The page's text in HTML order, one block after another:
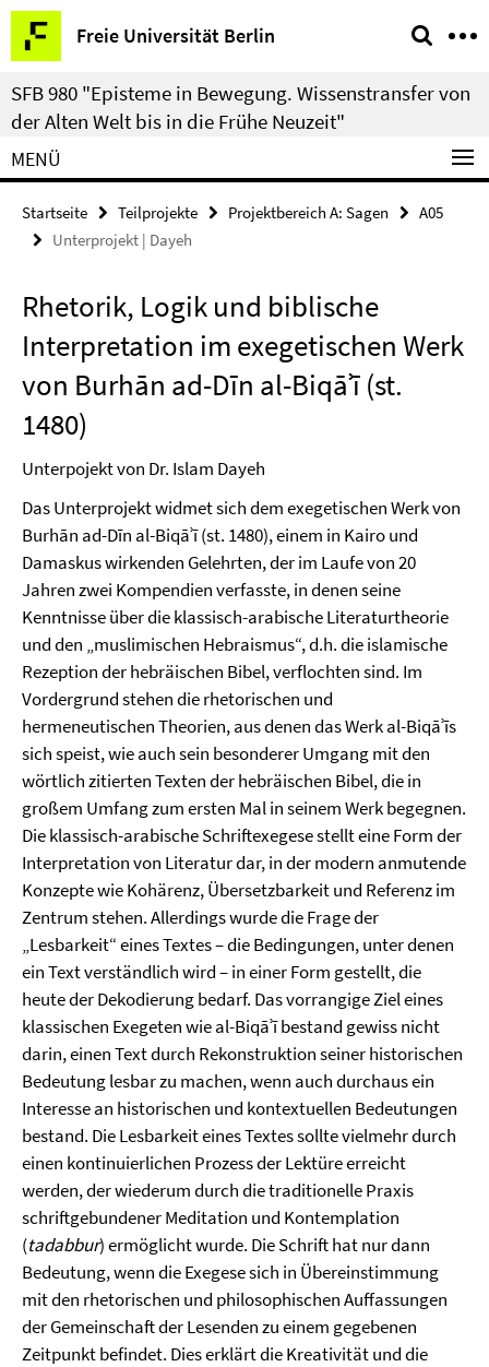
Springe
direkt
zu
Inhalt
Freie Universität Berlin
Service-
Navigation
SFB 980 "Episteme in Bewegung. Wissenstransfer von
der Alten Welt bis in die Frühe Neuzeit"
MENÜ
Startseite Teilprojekte Projektbereich A: Sagen
A05
Unterprojekt | Dayeh
Rhetorik, Logik und biblische
Interpretation im exegetischen Werk
von Burhān ad-Dīn al-Biqāʾī (st.
1480)
Unterpojekt von Dr. Islam Dayeh
Das Unterprojekt widmet sich dem exegetischen Werk von
Burhān ad-Dīn al-Biqāʾī (st. 1480), einem in Kairo und
Damaskus wirkenden Gelehrten, der im Laufe von 20
Jahren zwei Kompendien verfasste, in denen seine
Kenntnisse über die klassisch-arabische Literaturtheorie
und den „muslimischen Hebraismus“, d.h. die islamische
Rezeption der hebräischen Bibel, verflochten sind. Im
Vordergrund stehen die rhetorischen und
hermeneutischen Theorien, aus denen das Werk al-Biqāʾīs
sich speist, wie auch sein besonderer Umgang mit den
wörtlich zitierten Texten der hebräischen Bibel, die in
großem Umfang zum ersten Mal in seinem Werk begegnen.
Die klassisch-arabische Schriftexegese stellt eine Form der
Interpretation von Literatur dar, in der modern anmutende
Konzepte wie Kohärenz, Übersetzbarkeit und Referenz im
Zentrum stehen. Allerdings wurde die Frage der
„Lesbarkeit“ eines Textes – die Bedingungen, unter denen
ein Text verständlich wird – in einer Form gestellt, die
heute der Dekodierung bedarf. Das vorrangige Ziel eines
klassischen Exegeten wie al-Biqāʾī bestand gewiss nicht
darin, einen Text durch Rekonstruktion seiner historischen
Bedeutung lesbar zu machen, wenn auch durchaus ein
Interesse an historischen und kontextuellen Bedeutungen
bestand. Die Lesbarkeit eines Textes sollte vielmehr durch
einen kontinuierlichen Prozess der Lektüre erreicht
werden, der wiederum durch die traditionelle Praxis
schriftgebundener Meditation und Kontemplation
(tadabbur) ermöglicht wurde. Die Schrift hat nur dann
Bedeutung, wenn die Exegese sich in Übereinstimmung
mit den rhetorischen und philosophischen Auffassungen
der Gemeinschaft der Lesenden zu einem gegebenen
Zeitpunkt befindet. Dies erklärt die Kreativität und die